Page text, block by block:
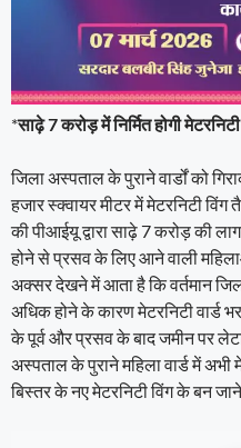
*साढ़े 7 करोड़ में निर्मित होगी
जिला अस्पताल के पुराने वार्डों को
हजार स्क्वायर मीटर में मेटरनिटी विंग
की पीआईयू द्वारा साढ़े 7 करोड़ की
होने से प्रसव के लिए आने वाली
अक्सर देखने में आता है कि वर्तमान
अधिक होने के कारण मेटरनिटी वार्ड
के पूर्व और प्रसव के बाद जमीन पर
अस्पताल के पुराने महिला वार्ड में अभी
बिस्तर के नए मेटरनिटी विंग के बन जाने